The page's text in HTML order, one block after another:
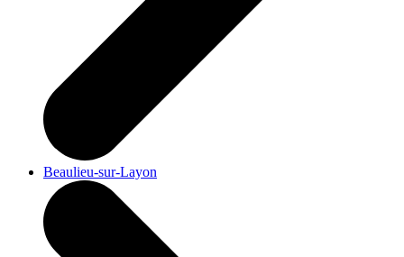
Beaulieu-sur-Layon